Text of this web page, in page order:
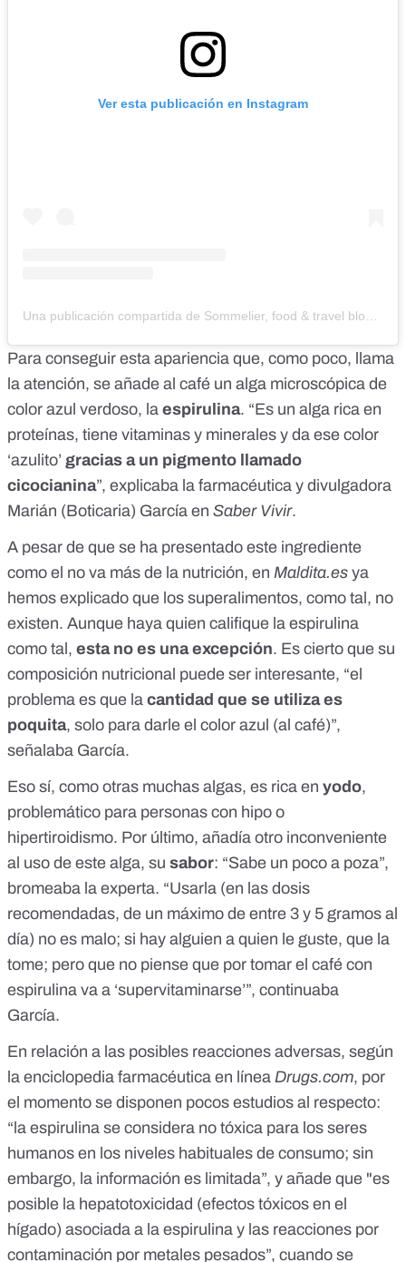
Ver esta publicación en Instagram
Para conseguir esta apariencia que, como poco, llama
la atención, se añade al café un alga microscópica de
color azul verdoso, la espirulina. “Es un alga rica en
proteínas, tiene vitaminas y minerales y da ese color
‘azulito’ gracias a un pigmento llamado
cicocianina”, explicaba la farmacéutica y divulgadora
Marián (Boticaria) García en Saber Vivir.
A pesar de que se ha presentado este ingrediente
como el no va más de la nutrición, en Maldita.es ya
hemos explicado que los superalimentos, como tal, no
existen. Aunque haya quien califique la espirulina
como tal, esta no es una excepción. Es cierto que su
composición nutricional puede ser interesante, “el
problema es que la cantidad que se utiliza es
poquita, solo para darle el color azul (al café)”,
señalaba García.
Eso sí, como otras muchas algas, es rica en yodo,
problemático para personas con hipo o
hipertiroidismo. Por último, añadía otro inconveniente
al uso de este alga, su sabor: “Sabe un poco a poza”,
bromeaba la experta. “Usarla (​​en las dosis
recomendadas, de un máximo de entre 3 y 5 gramos al
día) no es malo; si hay alguien a quien le guste, que la
tome; pero que no piense que por tomar el café con
espirulina va a ‘supervitaminarse’”, continuaba
García.
En relación a las posibles reacciones adversas, según
la enciclopedia farmacéutica en línea Drugs.com, por
el momento se disponen pocos estudios al respecto:
“la espirulina se considera no tóxica para los seres
humanos en los niveles habituales de consumo; sin
embargo, la información es limitada”, y añade que "es
posible la hepatotoxicidad (efectos tóxicos en el
hígado) asociada a la espirulina y las reacciones por
contaminación por metales pesados”, cuando se